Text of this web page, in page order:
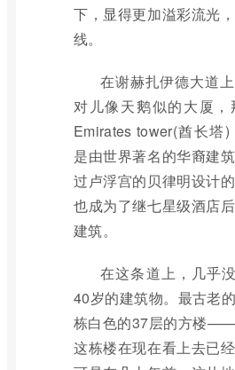
下，显得更加溢彩流光
线。
在谢赫扎伊德大道
对儿像天鹅似的大厦，
Emirates tower(酋长塔
是由世界著名的华裔建
过卢浮宫的贝律明设计
也成为了继七星级酒店
建筑。
在这条道上，几乎
40岁的建筑物。最古老
栋白色的37层的方楼——
这栋楼在现在看上去已